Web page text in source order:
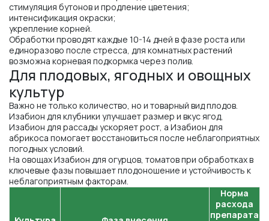
стимуляция бутонов и продление цветения;
интенсификация окраски;
укрепление корней.
Обработки проводят каждые 10-14 дней в фазе роста или
единоразово после стресса, для комнатных растений
возможна корневая подкормка через полив.
Для плодовых, ягодных и овощных
культур
Важно не только количество, но и товарный вид плодов.
Изабион для клубники улучшает размер и вкус ягод,
Изабион для рассады ускоряет рост, а Изабион для
абрикоса помогает восстановиться после неблагоприятных
погодных условий.
На овощах Изабион для огурцов, томатов при обработках в
ключевые фазы повышает плодоношение и устойчивость к
неблагоприятным факторам.
Норма
расхода
препарата